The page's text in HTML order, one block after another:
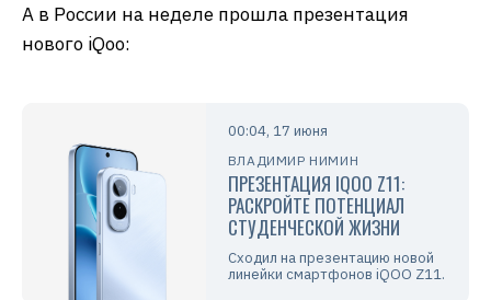
А в России на неделе прошла презентация
нового iQoo:
00:04, 17 июня
ВЛАДИМИР НИМИН
ПРЕЗЕНТАЦИЯ IQOO Z11:
РАСКРОЙТЕ ПОТЕНЦИАЛ
СТУДЕНЧЕСКОЙ ЖИЗНИ
Сходил на презентацию новой
линейки смартфонов iQOO Z11.